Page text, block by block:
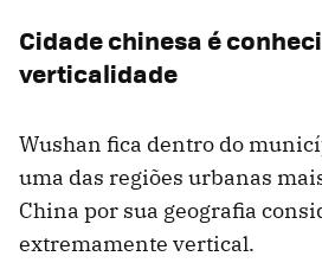
Cidade chinesa é
verticalidade
Wushan fica dentro do
uma das regiões urbanas
China por sua geografia
extremamente vertical.